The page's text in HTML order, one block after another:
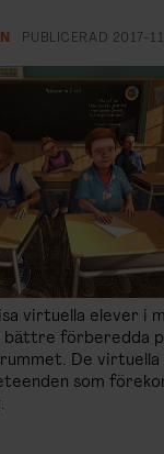
RESOR
PÅ F&F
PUBLICERAD 2017-
virtuella elever i
bättre förberedda
De virtuella
som